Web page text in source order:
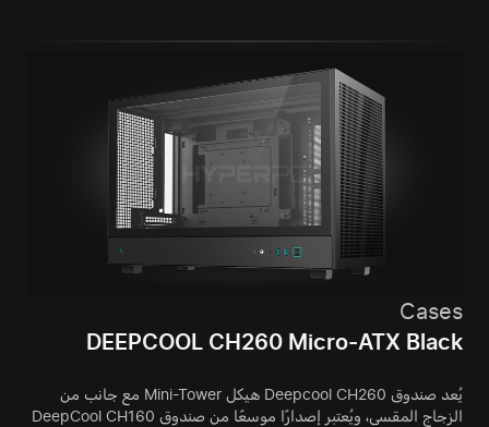
Cases
DEEPCOOL CH260 Micro-ATX Black
يُعد صندوق Deepcool CH260 هيكل Mini-Tower مع جانب من
الزجاج المقسى، ويُعتبر إصدارًا موسعًا من صندوق DeepCool CH160